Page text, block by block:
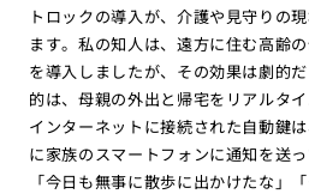
トロックの導入が、介護や見守りの
ます。私の知人は、遠方に住む高齢
を導入しましたが、その効果は劇的
的は、母親の外出と帰宅をリアルタ
インターネットに接続された自動鍵
に家族のスマートフォンに通知を送
「今日も無事に散歩に出かけたな」